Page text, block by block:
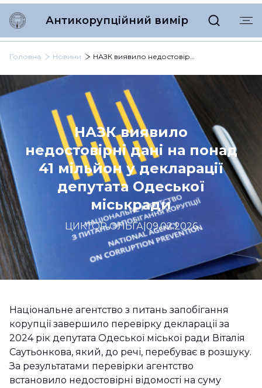
Антикорупційний вимір
Головна Новини НАЗК виявило недостовірні дані на понад 41 мільйон у декларації депутата Одеської міськради
НАЗК виявило
недостовірні дані на понад
41 мільйон у декларації
депутата Одеської
міськради
ЦИКТОР ОЛЬГА 09.02.2026
Національне агентство з питань запобігання
корупції завершило перевірку декларації за
2024 рік депутата Одеської міської ради Віталія
Саутьонкова, який, до речі, перебуває в розшуку.
За результатами перевірки агентство
встановило недостовірні відомості на суму